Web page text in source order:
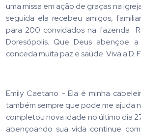
uma missa em ação de graças na
seguida ela recebeu amigos,
para 200 convidados na fazenda
Doresópolis. Que Deus abençoe
conceda muita paz e saúde. Viva a D.
Emily Caetano - Ela é minha
também sempre que pode me ajuda
completou nova idade no último dia
abençoando sua vida continue